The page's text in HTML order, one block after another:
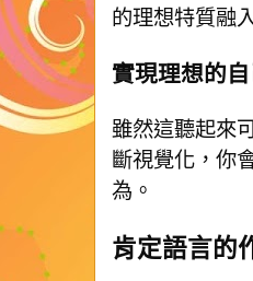
的理想特質融
實現理想的
雖然這聽起來
斷視覺化，你
為。
肯定語言的